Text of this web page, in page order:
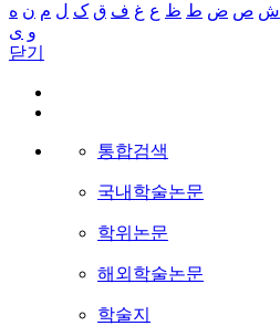
ش ص ض ط ظ ع غ ف ق ک ل م ن ه
و ی
닫기
통합검색
국내학술논문
학위논문
해외학술논문
학술지